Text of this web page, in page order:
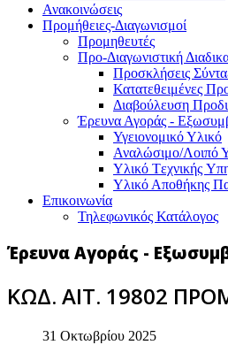
Ανακοινώσεις
Προμήθειες-Διαγωνισμοί
Προμηθευτές
Προ-Διαγωνιστική
Προσκλήσεις
Κατατεθειμένες
Διαβούλευση
Έρευνα Αγοράς -
Υγειονομικό Υλικό
Αναλώσιμο/Λοιπό
Υλικό Tεχνικής
Υλικό Αποθήκης
Επικοινωνία
Τηλεφωνικός Κατάλογος
Έρευνα Αγοράς -
ΚΩΔ. ΑΙΤ. 19802
31 Οκτωβρίου 2025